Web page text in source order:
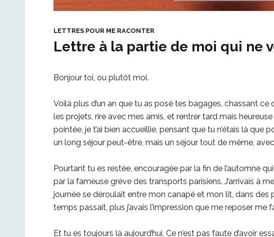
LETTRES POUR ME RACONTER
Lettre à la partie de moi qui ne
Bonjour toi, ou plutôt moi.
Voilà plus d’un an que tu as posé tes bagages, chassant
les projets, rire avec mes amis, et rentrer tard mais
pointée, je t’ai bien accueillie, pensant que tu n’étais là que
un long séjour peut-être, mais un séjour tout de même,
Pourtant tu es restée, encouragée par la fin de l’automne
par la fameuse grève des transports parisiens. J’arrivais à
journée se déroulait entre mon canapé et mon lit, dans
temps passait, plus j’avais l’impression que me reposer me
Et tu es toujours là aujourd’hui. Ce n’est pas faute d’avoir